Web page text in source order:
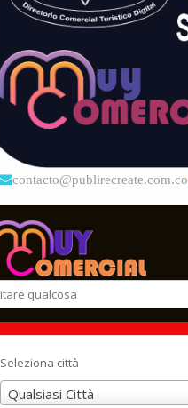
contacto@publirecreate.com.co
Seleziona città
Qualsiasi Città